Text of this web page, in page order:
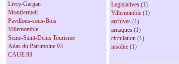
Livry-Gargan
Montfermeil
Pavillons-sous-Bois
Villemomble
Seine-Saint-Denis Tourisme
Atlas du Patrimoine 93
CAUE 93
Legislatives (1)
Villemomble (1)
archives (1)
arnaques (1)
circulation (1)
insolite (1)